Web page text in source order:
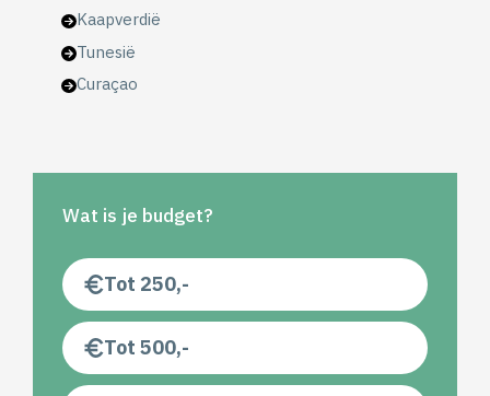
Kaapverdië
Tunesië
Curaçao
Wat is je budget?
Tot 250,-
Tot 500,-